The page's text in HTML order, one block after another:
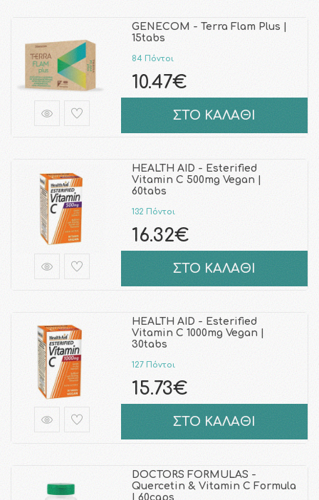
GENECOM - Terra Flam Plus |
15tabs
84 Πόντοι
10.47€
ΣΤΟ ΚΑΛΑΘΙ
HEALTH AID - Esterified
Vitamin C 500mg Vegan |
60tabs
132 Πόντοι
16.32€
ΣΤΟ ΚΑΛΑΘΙ
HEALTH AID - Esterified
Vitamin C 1000mg Vegan |
30tabs
127 Πόντοι
15.73€
ΣΤΟ ΚΑΛΑΘΙ
DOCTORS FORMULAS -
Quercetin & Vitamin C Formula
| 60caps